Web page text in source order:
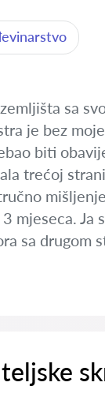
sa
je bez
biti
trećoj
mjeseca. Ja
sa drugom